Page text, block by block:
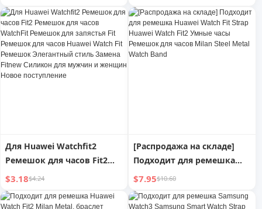
ремешок для умных часов
46 мм Версия из
нержавеющей стали
Натуральная кожа
Силиконовая версия
Силиконовая версия для
Женские GT4 Часы Pro
Серии Часы Новое
Поступление GT Smart
Fancy 41мм Натуральная
кожа Плетение Дамский
Для Huawei Watchfit2
Ремешок для часов Fit2
Ремешок для часов
WatchFit Ремешок для
запястья Fit Ремешок для
$3.18$4.24
[Распродажа на складе]
Подходит для ремешка
Huawei Watch Fit Strap
Huawei Watch Fit2 Умные
часы Ремешок для часов
$7.95$10.60